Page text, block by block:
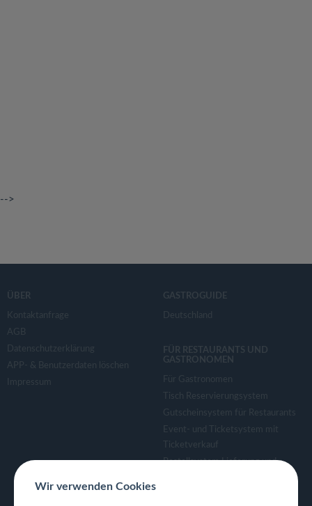
-->
ÜBER
Kontaktanfrage
AGB
Datenschutzerklärung
APP- & Benutzerdaten löschen
Impressum
GASTROGUIDE
Deutschland
FÜR RESTAURANTS UND
GASTRONOMEN
Für Gastronomen
Tisch Reservierungsystem
Gutscheinsystem für Restaurants
Event- und Ticketsystem mit
Ticketverkauf
Bestellsystem Lieferung und
Wir verwenden Cookies